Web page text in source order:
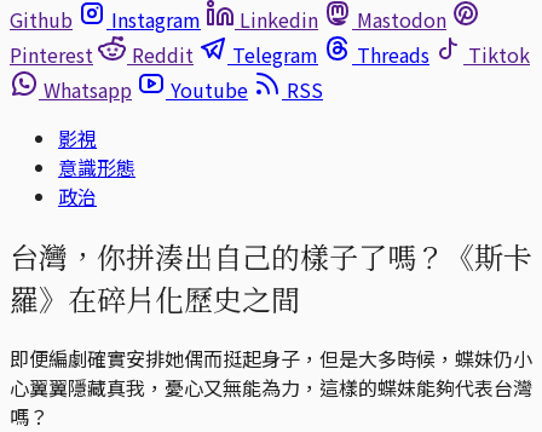
Github
Instagram Linkedin
Mastodon
Pinterest
Reddit Telegram Threads
Tiktok
Whatsapp
Youtube
RSS
影視
意識形態
政治
台灣，你拼湊出自己的樣子了嗎？《斯卡
羅》在碎片化歷史之間
即便編劇確實安排她偶而挺起身子，但是大多時候，蝶妹仍小
心翼翼隱藏真我，憂心又無能為力，這樣的蝶妹能夠代表台灣
嗎？